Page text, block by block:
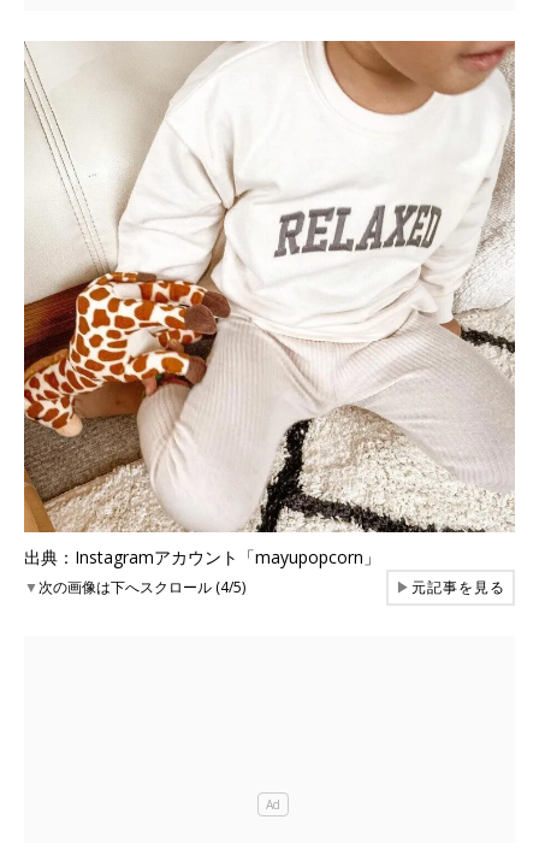
出典：Instagramアカウント「mayupopcorn」
▼次の画像は下へスクロール (4/5) ▶元記事を見る